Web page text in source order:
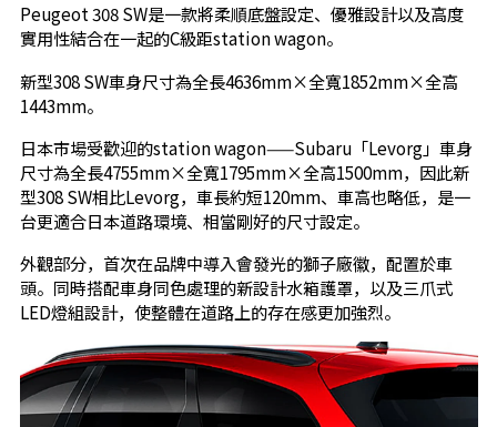
Peugeot 308 SW是一款將柔順底盤設定、優雅設計以及高度
實用性結合在一起的C級距station wagon。
新型308 SW車身尺寸為全長4636mm×全寬1852mm×全高
1443mm。
日本市場受歡迎的station wagon——Subaru「Levorg」車身
尺寸為全長4755mm×全寬1795mm×全高1500mm，因此新
型308 SW相比Levorg，車長約短120mm、車高也略低，是一
台更適合日本道路環境、相當剛好的尺寸設定。
外觀部分，首次在品牌中導入會發光的獅子廠徽，配置於車
頭。同時搭配車身同色處理的新設計水箱護罩，以及三爪式
LED燈組設計，使整體在道路上的存在感更加強烈。